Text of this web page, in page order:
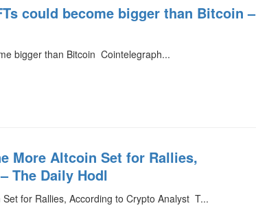
could become bigger than Bitcoin –
bigger than Bitcoin Cointelegraph...
More Altcoin Set for Rallies,
The Daily Hodl
for Rallies, According to Crypto Analyst T...